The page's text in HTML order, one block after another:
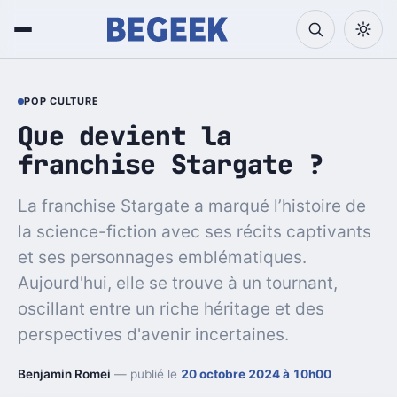
POP CULTURE
Que devient la
franchise Stargate ?
La franchise Stargate a marqué l’histoire de
la science-fiction avec ses récits captivants
et ses personnages emblématiques.
Aujourd'hui, elle se trouve à un tournant,
oscillant entre un riche héritage et des
perspectives d'avenir incertaines.
Benjamin Romei — publié le 20 octobre 2024 à 10h00